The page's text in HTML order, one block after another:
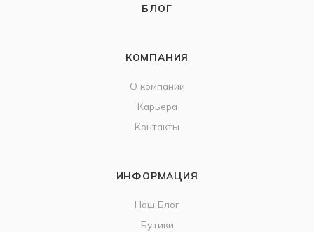
БЛОГ
КОМПАНИЯ
О компании
Карьера
Контакты
ИНФОРМАЦИЯ
Наш Блог
Бутики